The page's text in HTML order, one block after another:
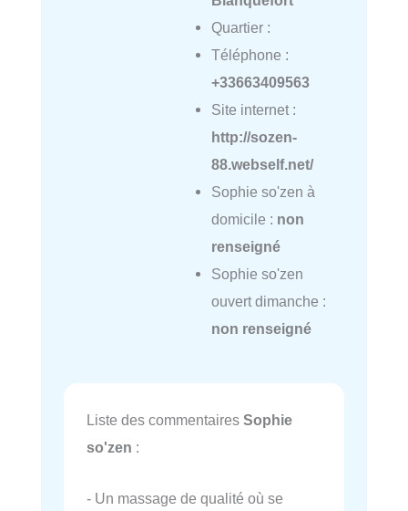
Quartier :
Téléphone :
+33663409563
Site internet :
http://sozen-
88.webself.net/
Sophie so'zen à
domicile : non
renseigné
Sophie so'zen
ouvert dimanche :
non renseigné
Liste des commentaires Sophie
so'zen :
- Un massage de qualité où se